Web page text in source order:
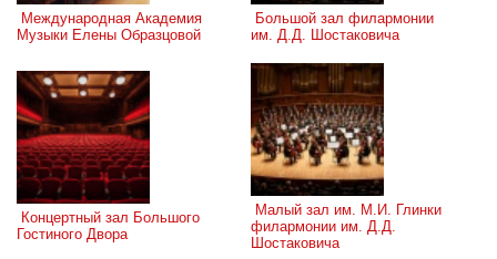
Музыки Елены Образцовой
им. Д.Д. Шостаковича
Гостиного Двора
филармонии им. Д.Д.
Шостаковича